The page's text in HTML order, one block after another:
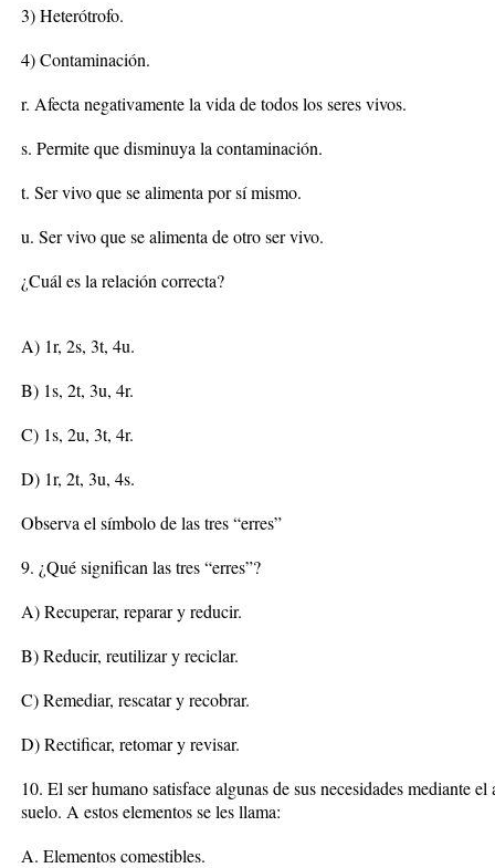
3) Heterótrofo.
4) Contaminación.
r. Afecta negativamente la vida de todos los seres vivos.
s. Permite que disminuya la contaminación.
t. Ser vivo que se alimenta por sí mismo.
u. Ser vivo que se alimenta de otro ser vivo.
¿Cuál es la relación correcta?
A) 1r, 2s, 3t, 4u.
B) 1s, 2t, 3u, 4r.
C) 1s, 2u, 3t, 4r.
D) 1r, 2t, 3u, 4s.
Observa el símbolo de las tres “erres”
9. ¿Qué significan las tres “erres”?
A) Recuperar, reparar y reducir.
B) Reducir, reutilizar y reciclar.
C) Remediar, rescatar y recobrar.
D) Rectificar, retomar y revisar.
10. El ser humano satisface algunas de sus necesidades mediante
suelo. A estos elementos se les llama:
A. Elementos comestibles.